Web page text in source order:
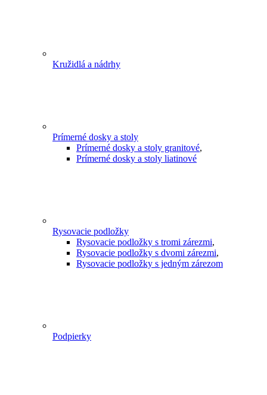
Kružidlá a nádrhy
Prímerné dosky a stoly
Prímerné dosky a stoly granitové,
Prímerné dosky a stoly liatinové
Rysovacie podložky
Rysovacie podložky s tromi zárezmi,
Rysovacie podložky s dvomi zárezmi,
Rysovacie podložky s jedným zárezom
Podpierky